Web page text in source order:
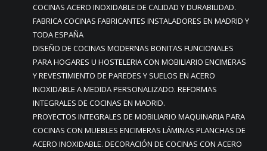
COCINAS ACERO INOXIDABLE DE CALIDAD Y DURABILIDAD.
FABRICA COCINAS FABRICANTES INSTALADORES EN MADRID Y
TODA ESPAÑA
DISEÑO DE COCINAS MODERNAS BONITAS FUNCIONALES
PARA HOGARES U HOSTELERIA CON MOBILIARIO ENCIMERAS
Y REVESTIMIENTO DE PAREDES Y SUELOS EN ACERO
INOXIDABLE A MEDIDA PERSONALIZADO. REFORMAS
INTEGRALES DE COCINAS EN MADRID.
PROYECTOS INTEGRALES DE MOBILIARIO MAQUINARIA PARA
COCINAS CON MUEBLES ENCIMERAS LÁMINAS PLANCHAS DE
ACERO INOXIDABLE. DECORACIÓN DE COCINAS CON ACERO